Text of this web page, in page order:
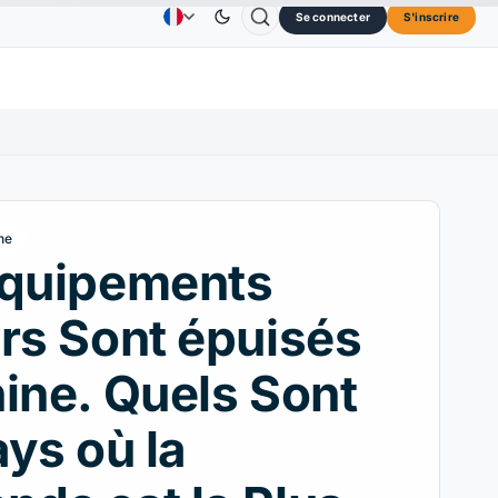
0,0707 $US ↑2.40% CardanoADA 0,1891 $US↑9.30%
Contactez nous A propos de Se connecter S'inscrire
Sont épuisés
Quels Sont
où la